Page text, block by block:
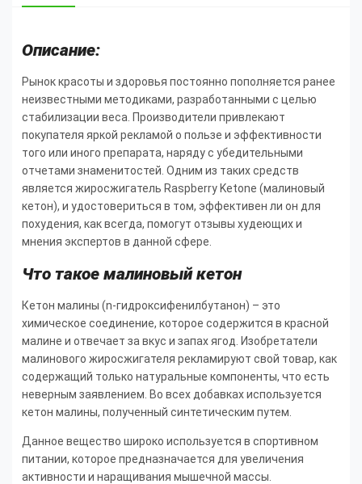
Описание:
Рынок красоты и здоровья постоянно пополняется ранее
неизвестными методиками, разработанными с целью
стабилизации веса. Производители привлекают
покупателя яркой рекламой о пользе и эффективности
того или иного препарата, наряду с убедительными
отчетами знаменитостей. Одним из таких средств
является жиросжигатель Raspberry Ketone (малиновый
кетон), и удостовериться в том, эффективен ли он для
похудения, как всегда, помогут отзывы худеющих и
мнения экспертов в данной сфере.
Что такое малиновый кетон
Кетон малины (n-гидроксифенилбутанон) – это
химическое соединение, которое содержится в красной
малине и отвечает за вкус и запах ягод. Изобретатели
малинового жиросжигателя рекламируют свой товар, как
содержащий только натуральные компоненты, что есть
неверным заявлением. Во всех добавках используется
кетон малины, полученный синтетическим путем.
Данное вещество широко используется в спортивном
питании, которое предназначается для увеличения
активности и наращивания мышечной массы.